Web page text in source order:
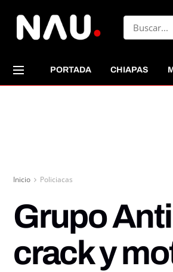
PORTADA CHIAPAS
Inicio Policiacas
Grupo
crack y